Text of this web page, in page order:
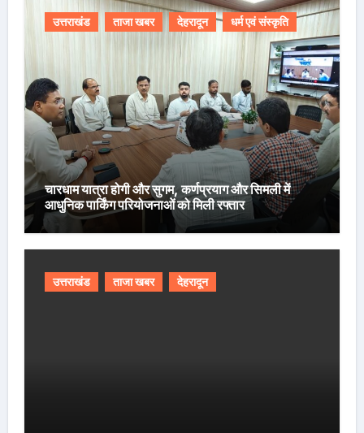
उत्तराखंड ताजा खबर देहरादून धर्म एवं संस्कृति
चारधाम यात्रा होगी और सुगम, कर्णप्रयाग और सिमली में
आधुनिक पार्किंग परियोजनाओं को मिली रफ्तार
उत्तराखंड ताजा खबर देहरादून